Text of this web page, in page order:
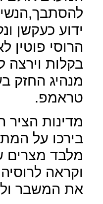
ידוע כעקשן
הרוסי פוטין
בקלות וירצה
מנהיג החזק
טראמפ.
מדינות הציר
בירכו על
מלבד מצרים
וקראה
את המשבר